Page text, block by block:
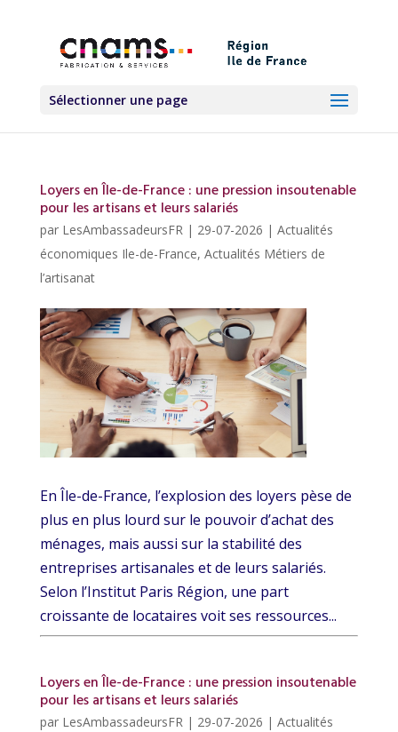
Sélectionner une page
Loyers en Île-de-France : une pression insoutenable
pour les artisans et leurs salariés
par LesAmbassadeursFR| 29-07-2026 | Actualités
économiques Ile-de-France, Actualités Métiers de
l’artisanat
En Île-de-France, l’explosion des loyers pèse de
plus en plus lourd sur le pouvoir d’achat des
ménages, mais aussi sur la stabilité des
entreprises artisanales et de leurs salariés.
Selon l’Institut Paris Région, une part
croissante de locataires voit ses ressources...
Loyers en Île-de-France : une pression insoutenable
pour les artisans et leurs salariés
par LesAmbassadeursFR| 29-07-2026 | Actualités